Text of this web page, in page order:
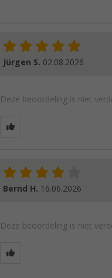
Jürgen S. 02.08.2026
Deze beoordeling is niet
Bernd H. 16.06.2026
Deze beoordeling is niet